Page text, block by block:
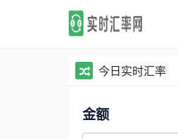
今日实时汇率
金额